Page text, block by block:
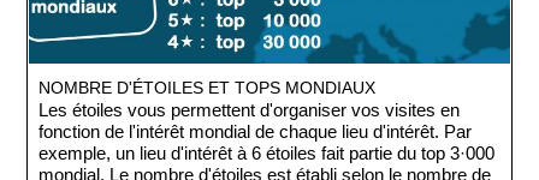
NOMBRE D'ÉTOILES ET TOPS MONDIAUX
Les étoiles vous permettent d'organiser vos visites en
fonction de l'intérêt mondial de chaque lieu d'intérêt. Par
exemple, un lieu d'intérêt à 6 étoiles fait partie du top 3·000
mondial. Le nombre d'étoiles est établi selon le nombre de